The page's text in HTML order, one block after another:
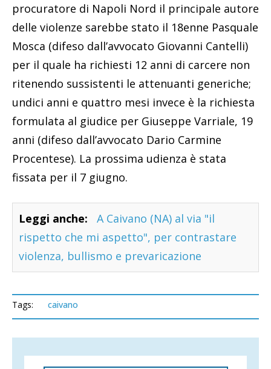
procuratore di Napoli Nord il principale autore
delle violenze sarebbe stato il 18enne Pasquale
Mosca (difeso dall’avvocato Giovanni Cantelli)
per il quale ha richiesti 12 anni di carcere non
ritenendo sussistenti le attenuanti generiche;
undici anni e quattro mesi invece è la richiesta
formulata al giudice per Giuseppe Varriale, 19
anni (difeso dall’avvocato Dario Carmine
Procentese). La prossima udienza è stata
fissata per il 7 giugno.
Leggi anche:
A Caivano (NA) al via "il
rispetto che mi aspetto", per contrastare
violenza, bullismo e prevaricazione
Tags: caivano